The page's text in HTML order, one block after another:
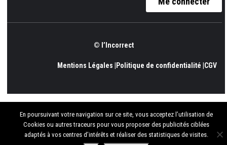
© l’Incorrect
Mentions Légales |Politique de confidentialité |CGV
En poursuivant votre navigation sur ce site, vous acceptez l’utilisation de
Cookies ou autres traceurs pour vous proposer des publicités ciblées
adaptés à vos centres d’intérêts et réaliser des statistiques de visites.